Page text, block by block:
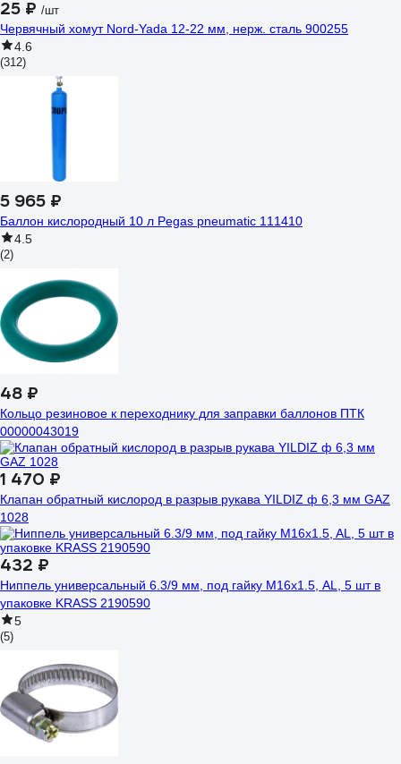
25 ₽ /шт
Червячный хомут Nord-Yada 12-22 мм, нерж. сталь 900255
4.6
(312)
5 965 ₽
Баллон кислородный 10 л Pegas pneumatic 111410
4.5
(2)
48 ₽
Кольцо резиновое к переходнику для заправки баллонов ПТК
00000043019
1 470 ₽
Клапан обратный кислород в разрыв рукава YILDIZ ф 6,3 мм GAZ
1028
432 ₽
Ниппель универсальный 6.3/9 мм, под гайку M16x1.5, AL, 5 шт в
упаковке KRASS 2190590
5
(5)